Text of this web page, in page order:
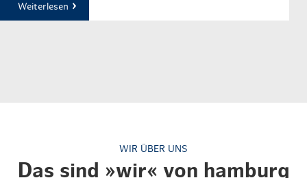
Weiterlesen
WIR ÜBER UNS
Das sind »wir« von hamburg